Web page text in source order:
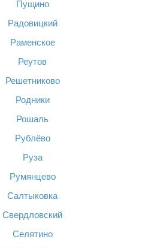
Пущино
Радовицкий
Раменское
Реутов
Решетниково
Родники
Рошаль
Рублёво
Руза
Румянцево
Салтыковка
Свердловский
Селятино